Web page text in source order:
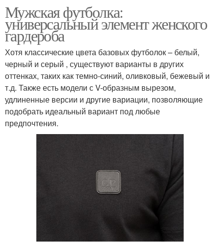
Мужская футболка:
универсальный элемент женского
гардероба
Хотя классические цвета базовых футболок – белый,
черный и серый , существуют варианты в других
оттенках, таких как темно-синий, оливковый, бежевый и
т.д. Также есть модели с V-образным вырезом,
удлиненные версии и другие вариации, позволяющие
подобрать идеальный вариант под любые
предпочтения.